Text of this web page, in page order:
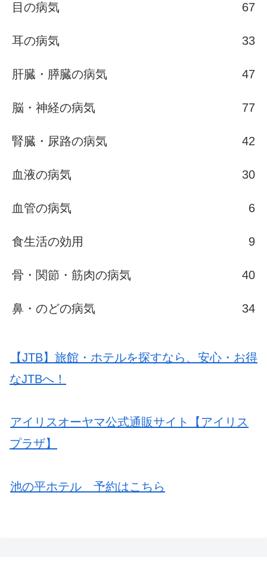
目の病気 67
耳の病気 33
肝臓・膵臓の病気 47
脳・神経の病気 77
腎臓・尿路の病気 42
血液の病気 30
血管の病気 6
食生活の効用 9
骨・関節・筋肉の病気 40
鼻・のどの病気 34
【JTB】旅館・ホテルを探すなら、安心・お得
なJTBへ！
アイリスオーヤマ公式通販サイト【アイリス
プラザ】
池の平ホテル 予約はこちら